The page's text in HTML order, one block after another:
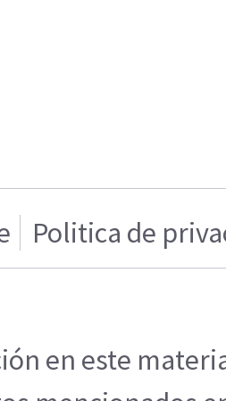
Politica de
en este